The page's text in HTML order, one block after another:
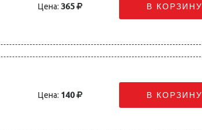
Цена: 365 В КОРЗИНУ
Цена: 140 В КОРЗИНУ